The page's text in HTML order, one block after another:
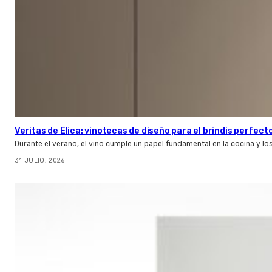
Veritas de Elica: vinotecas de diseño para el brindis
Durante el verano, el vino cumple un papel fundamental en la cocina y
31 JULIO, 2026